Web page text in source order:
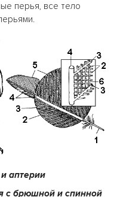
перья, все тело
аптерии
с брюшной и спинной